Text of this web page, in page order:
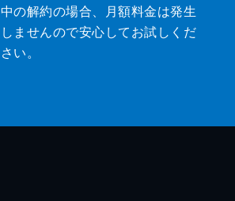
中の解約の場合、月額料金は発生
しませんので安心してお試しくだ
さい。